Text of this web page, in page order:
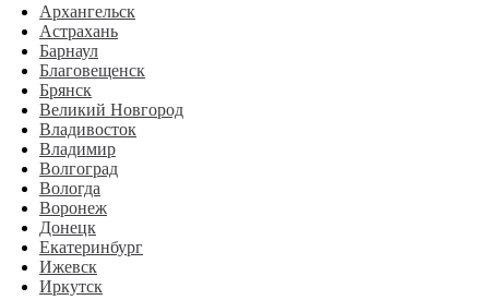
Архангельск
Астрахань
Барнаул
Благовещенск
Брянск
Великий Новгород
Владивосток
Владимир
Волгоград
Вологда
Воронеж
Донецк
Екатеринбург
Ижевск
Иркутск